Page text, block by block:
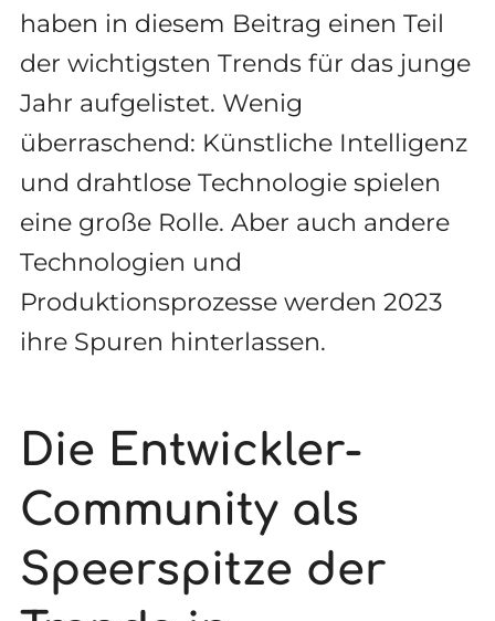
haben in diesem Beitrag einen Teil
der wichtigsten Trends für das junge
Jahr aufgelistet. Wenig
überraschend: Künstliche Intelligenz
und drahtlose Technologie spielen
eine große Rolle. Aber auch andere
Technologien und
Produktionsprozesse werden 2023
ihre Spuren hinterlassen.
Die Entwickler-
Community als
Speerspitze der